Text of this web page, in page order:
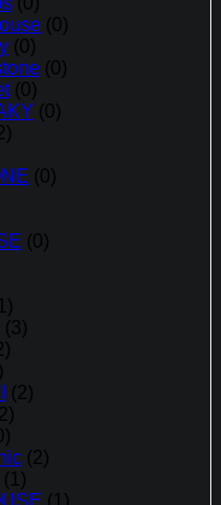
(0)
(0)
(0)
(0)
(0)
(0)
(0)
(3)
(2)
(2)
(1)
(1)